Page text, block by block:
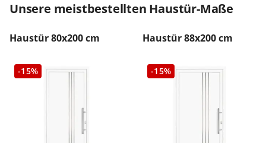
Carports
Anmelden / Registrieren
Kontakt / Hilfe
Unsere meistbestellten Haustür-Maße
Haustür 80x200 cm
-15%
Haustür 88x200 cm
-15%